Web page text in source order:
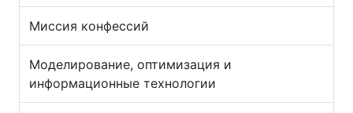
Миссия конфессий
Моделирование, оптимизация и
информационные технологии